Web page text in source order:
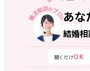
婚活相談のプロ
があな
結婚
あな
結婚相
聞くだけOK